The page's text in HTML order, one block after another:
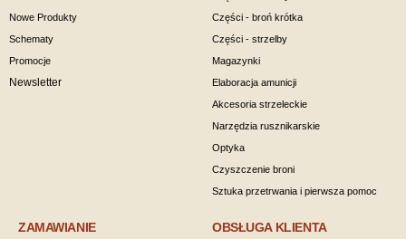
Nowe Produkty
Schematy
Promocje
Newsletter
Części - broń krótka
Części - strzelby
Magazynki
Elaboracja amunicji
Akcesoria strzeleckie
Narzędzia rusznikarskie
Optyka
Czyszczenie broni
Sztuka przetrwania i pierwsza pomoc
ZAMAWIANIE OBSŁUGA KLIENTA